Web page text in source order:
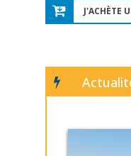
J'ACHÈTE